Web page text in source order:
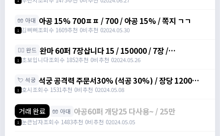
🧤 아대 아공 15% 700ㅍㅍ / 700 / 아공 15% / 쪽지 ㄱㄱ
1 김삐삐조회수 1609추천 0비추천 02024.05.30
🧙‍♀️ 완드 완마 60퍼 7장삽니다 15 / 150000 / 7장 /
https://open.kakao.com/o/sodhnUYf
1 초보입니다조회수 1852추천 0비추천 02024.05.26
💘 석궁 석궁 공격력 주문서30% (석공 30%) / 장당 1200만
삽니다 / https://open.kakao.com/o/sWCAlvRf
1 호시조회수 1531추천 0비추천 02024.05.08
거래 완료 🧤 아대 아공60퍼 개당25 다사용~ / 25만
1 눈큰남자조회수 1483추천 0비추천 02024.05.05